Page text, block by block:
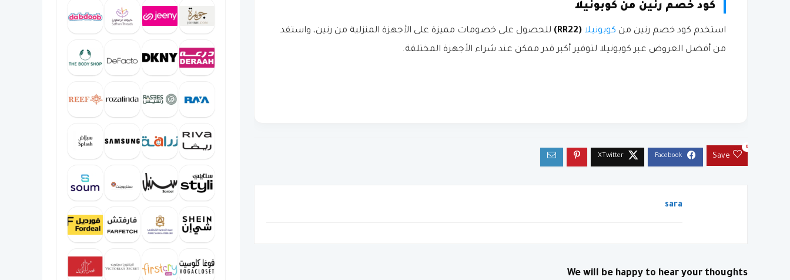
كود خصم رنين من كوبونيلا
استخدم كود خصم رنين من كوبونيلا (RR22)
للحصول على خصومات مميزة على الأجهزة المنزلية من رنين، واستفد
من أفضل العروض عبر كوبونيلا لتوفير أكبر قدر ممكن عند شراء الأجهزة المختلفة.
Save
0
sara
We will be happy to hear your thoughts